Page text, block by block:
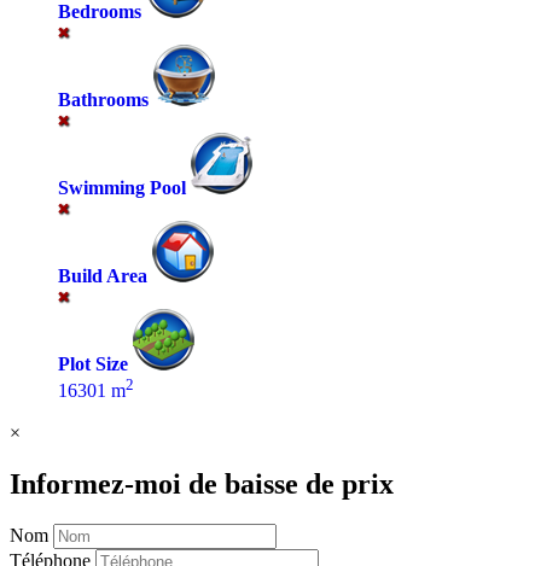
Bedrooms
Bathrooms
Swimming Pool
Build Area
Plot Size
16301 m2
×
Informez-moi de baisse de prix
Nom
Téléphone